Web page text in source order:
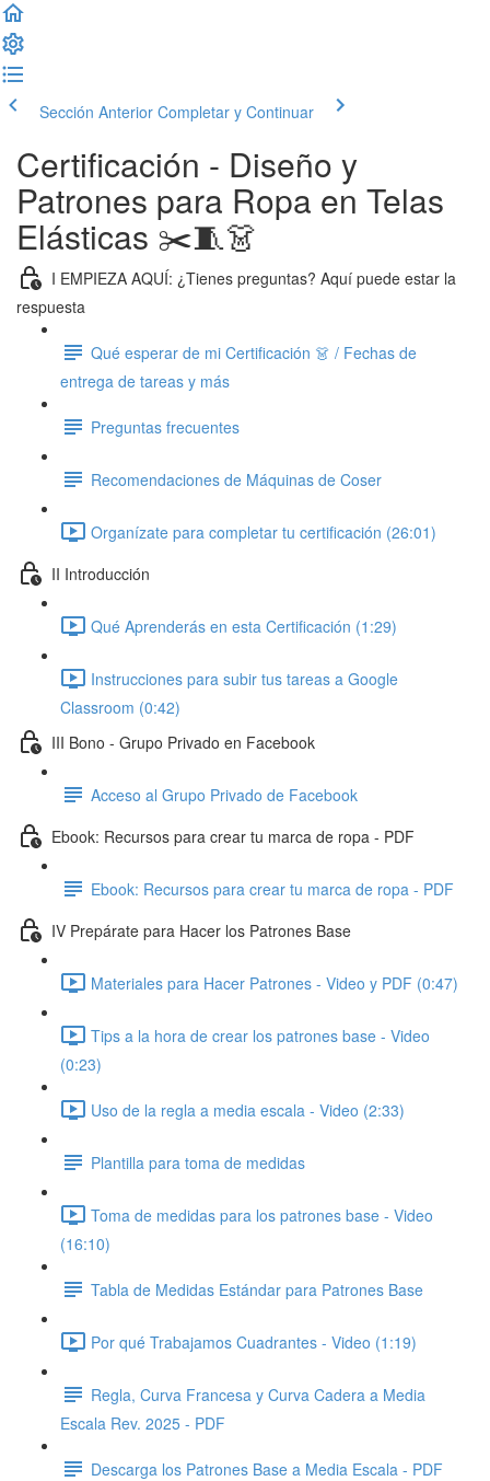
Sección Anterior Completar y Continuar
Certificación - Diseño y
Patrones para Ropa en Telas
Elásticas ✂️🧵👗
I EMPIEZA AQUÍ: ¿Tienes preguntas? Aquí puede estar la
respuesta
Qué esperar de mi Certificación 👗 / Fechas de
entrega de tareas y más
Preguntas frecuentes
Recomendaciones de Máquinas de Coser
Organízate para completar tu certificación (26:01)
II Introducción
Qué Aprenderás en esta Certificación (1:29)
Instrucciones para subir tus tareas a Google
Classroom (0:42)
III Bono - Grupo Privado en Facebook
Acceso al Grupo Privado de Facebook
Ebook: Recursos para crear tu marca de ropa - PDF
Ebook: Recursos para crear tu marca de ropa - PDF
IV Prepárate para Hacer los Patrones Base
Materiales para Hacer Patrones - Video y PDF (0:47)
Tips a la hora de crear los patrones base - Video
(0:23)
Uso de la regla a media escala - Video (2:33)
Plantilla para toma de medidas
Toma de medidas para los patrones base - Video
(16:10)
Tabla de Medidas Estándar para Patrones Base
Por qué Trabajamos Cuadrantes - Video (1:19)
Regla, Curva Francesa y Curva Cadera a Media
Escala Rev. 2025 - PDF
Descarga los Patrones Base a Media Escala - PDF